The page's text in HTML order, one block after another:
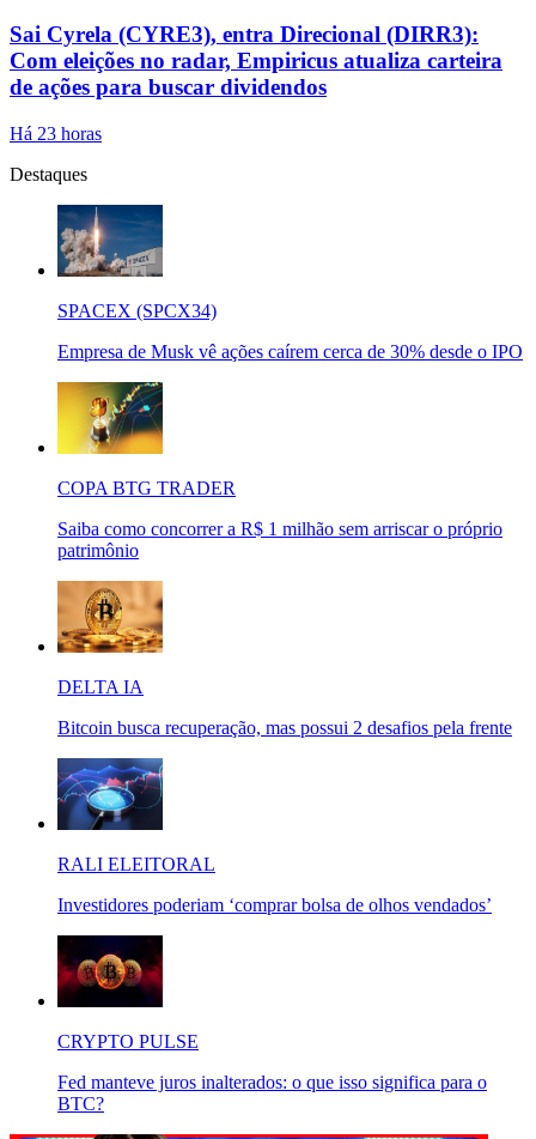
Sai Cyrela (CYRE3), entra Direcional (DIRR3):
Com eleições no radar, Empiricus atualiza carteira
de ações para buscar dividendos
Há 23 horas
Destaques
SPACEX (SPCX34)
Empresa de Musk vê ações caírem cerca de 30% desde o IPO
COPA BTG TRADER
Saiba como concorrer a R$ 1 milhão sem arriscar o próprio
patrimônio
DELTA IA
Bitcoin busca recuperação, mas possui 2 desafios pela frente
RALI ELEITORAL
Investidores poderiam ‘comprar bolsa de olhos vendados’
CRYPTO PULSE
Fed manteve juros inalterados: o que isso significa para o
BTC?